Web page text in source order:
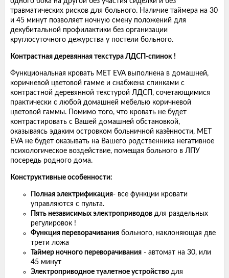
травматических рисков для больного. Наличие таймера на 30
и 45 минут позволяет ночную смену положений для
декубитальной профилактики без организации
круглосуточного дежурства у постели больного.
Контрастная деревянная текстура ЛДСП-спинок !
Функциональная кровать МЕТ EVA выполнена в домашней,
коричневой цветовой гамме и снабжена спинками с
контрастной деревянной текстурой ЛДСП, сочетающимися
практически с любой домашней мебелью коричневой
цветовой гаммы. Помимо того, что кровать не будет
контрастировать с Вашей домашней обстановкой,
оказываясь эдаким островком больничной казённости, MET
EVA не будет оказывать на Вашего родственника негативное
психологическое воздействие, помещая больного в ЛПУ
посередь родного дома.
Конструктивные особенности:
Полная электрификация- все функции кровати
управляются с пульта.
Пять независимых электроприводов для раздельных
регулировок !
Функция переворачивания больного, наклоняющая две
трети ложа
Таймер ночного переворачивания - автомат на 30, или
45 минут
Электроприводное туалетное устройство для